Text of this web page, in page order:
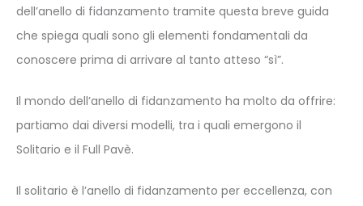
dell’anello di fidanzamento tramite questa breve guida
che spiega quali sono gli elementi fondamentali da
conoscere prima di arrivare al tanto atteso “sì”.
Il mondo dell’anello di fidanzamento ha molto da offrire:
partiamo dai diversi modelli, tra i quali emergono il
Solitario e il Full Pavè.
Il solitario è l’anello di fidanzamento per eccellenza, con